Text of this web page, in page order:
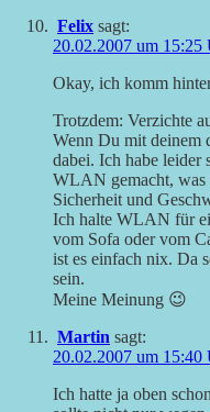
Felix sagt:
20.02.2007 um 15:25
Okay, ich komm
Trotzdem: Verzichte
Wenn Du mit deinem
dabei. Ich habe leider
WLAN gemacht,
Sicherheit und
Ich halte WLAN für
vom Sofa oder vom
ist es einfach nix. Da
sein.
Meine Meinung 😉
Martin sagt:
20.02.2007 um 15:40
Ich hatte ja oben